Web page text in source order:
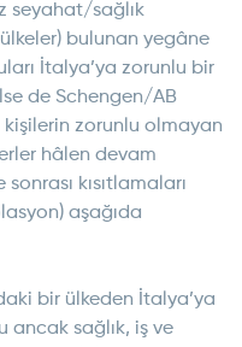
seyahat/sağlık
bulunan yegâne
İtalya’ya zorunlu bir
de Schengen/AB
kişilerin zorunlu olmayan
hâlen devam
kısıtlamaları
aşağıda
bir ülkeden İtalya’ya
ancak sağlık, iş ve